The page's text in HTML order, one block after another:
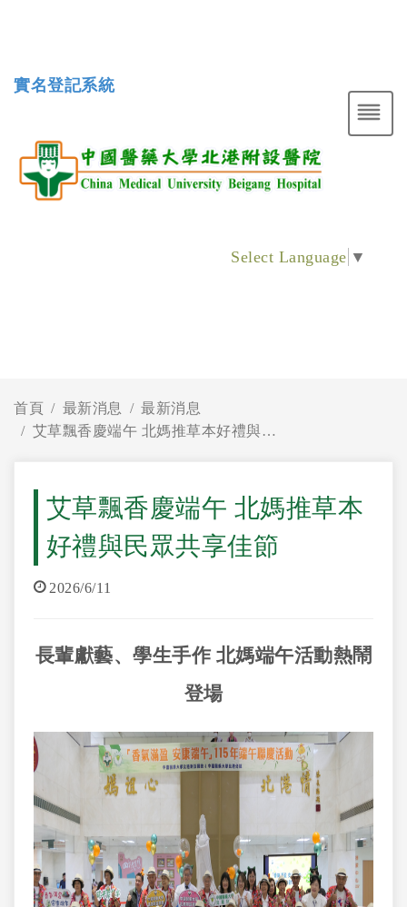
實名登記系統
Select Language ▼
首頁 最新消息
最新消息
艾草飄香慶端午 北媽推草本好禮與民眾共享佳節
艾草飄香慶端午 北媽推草本
好禮與民眾共享佳節
2026/6/11
長輩獻藝、學生手作 北媽端午活動熱鬧
登場